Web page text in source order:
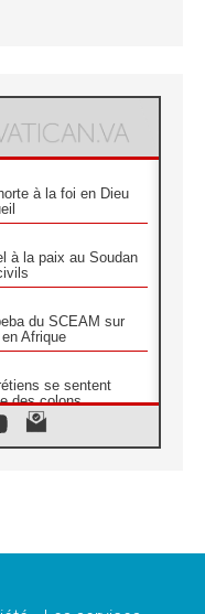
à la foi en Dieu
à la paix au Soudan
du SCEAM sur
Afrique
se sentent
des colons
de Notre Dame du